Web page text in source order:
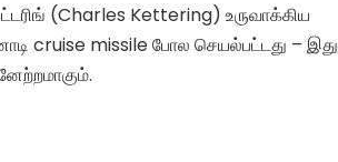
(Charles Kettering) உருவாக்கிய
cruise missile போல செயல்பட்டது – இது